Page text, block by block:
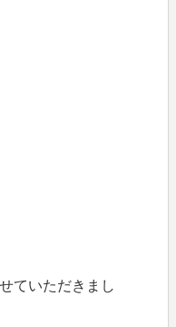
ていただきまし